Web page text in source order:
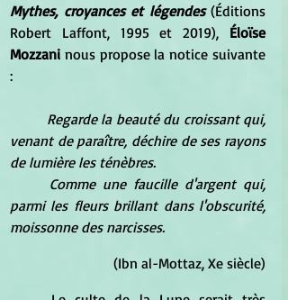
Mythes, croyances et légendes (Éditions
Robert Laffont, 1995 et 2019), Éloïse
Mozzani nous propose la notice suivante
:
Regarde la beauté du croissant qui,
venant de paraître, déchire de ses rayons
de lumière les ténèbres.
parmi les fleurs brillant dans l'obscurité,
moissonne des narcisses.
(Ibn al-Mottaz, Xe siècle)